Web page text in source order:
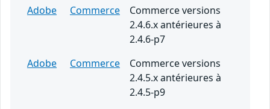
Adobe
Commerce
Commerce versions
2.4.6.x antérieures à
2.4.6-p7
Adobe
Commerce
Commerce versions
2.4.5.x antérieures à
2.4.5-p9